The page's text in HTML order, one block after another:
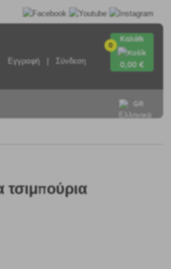
Εγγραφή Σύνδεση
0
Καλάθι
0,00 €
GR